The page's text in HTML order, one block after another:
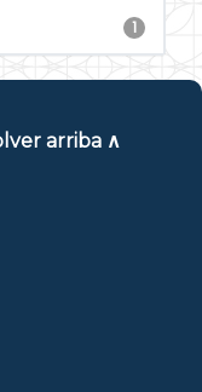
1
arriba ∧